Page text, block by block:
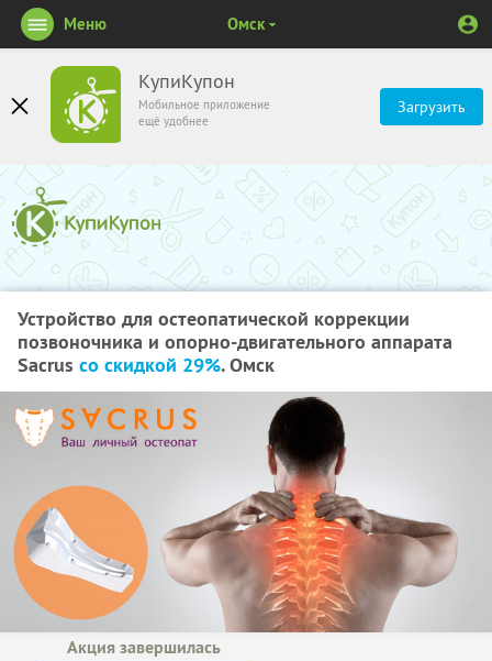
КупиКупон
Мобильное приложение
ещё удобнее
Загрузить
Меню Омск
Устройство для остеопатической коррекции
позвоночника и опорно-двигательного аппарата
Sacrus со скидкой 29%. Омск
Акция завершилась